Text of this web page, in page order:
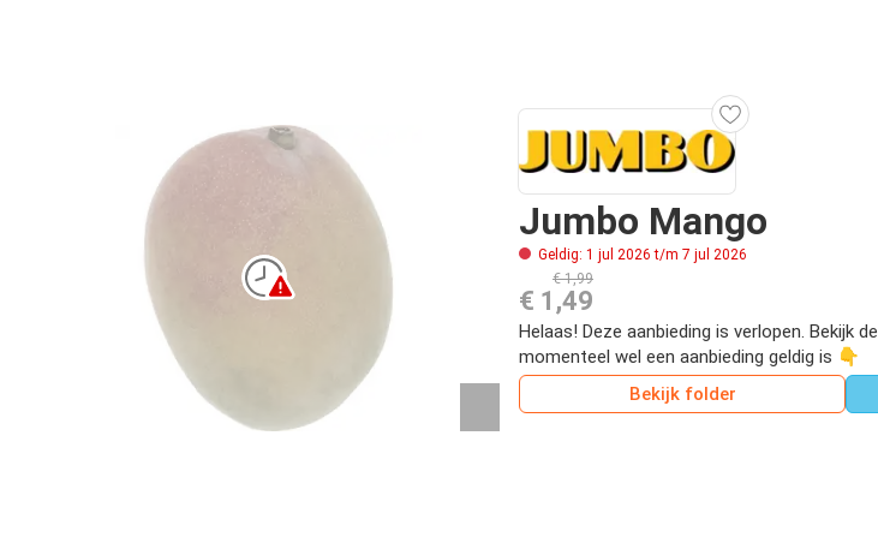
Jumbo Mango
Geldig: 1 jul 2026 t/m 7 jul 2026
€ 1,99
€ 1,49
Helaas! Deze aanbieding is verlopen. Bekijk de
momenteel wel een aanbieding geldig is 👇
Bekijk folder